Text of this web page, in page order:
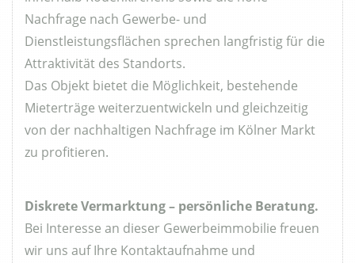
Nachfrage nach Gewerbe- und
Dienstleistungsflächen sprechen langfristig für die
Attraktivität des Standorts.
Das Objekt bietet die Möglichkeit, bestehende
Mieterträge weiterzuentwickeln und gleichzeitig
von der nachhaltigen Nachfrage im Kölner Markt
zu profitieren.
Diskrete Vermarktung – persönliche Beratung.
Bei Interesse an dieser Gewerbeimmobilie freuen
wir uns auf Ihre Kontaktaufnahme und